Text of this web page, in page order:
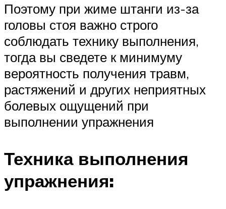
Поэтому при жиме штанги из-за
головы стоя важно строго
соблюдать технику выполнения,
тогда вы сведете к минимуму
вероятность получения травм,
растяжений и других неприятных
болевых ощущений при
выполнении упражнения
Техника выполнения
упражнения: